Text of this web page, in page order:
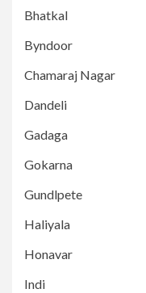
Bhatkal
Byndoor
Chamaraj Nagar
Dandeli
Gadaga
Gokarna
Gundlpete
Haliyala
Honavar
Indi